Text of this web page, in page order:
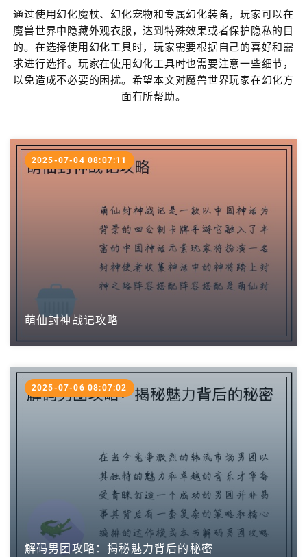
通过使用幻化魔杖、幻化宠物和专属幻化装备，玩家可以在
魔兽世界中隐藏外观衣服，达到特殊效果或者保护隐私的目
的。在选择使用幻化工具时，玩家需要根据自己的喜好和需
求进行选择。玩家在使用幻化工具时也需要注意一些细节，
以免造成不必要的困扰。希望本文对魔兽世界玩家在幻化方
面有所帮助。
萌仙封神战记攻略
2025-07-04 08:07:11
解码男团攻略：揭秘魅力背后的秘密
2025-07-06 08:07:02